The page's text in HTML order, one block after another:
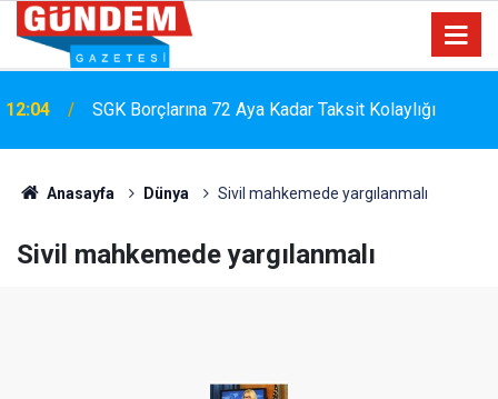
10:42
Anasayfa Dünya Sivil mahkemede yargılanmalı
Sivil mahkemede yargılanmalı